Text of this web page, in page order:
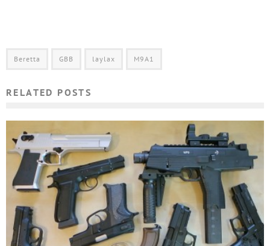
Beretta GBB laylax M9A1
RELATED POSTS